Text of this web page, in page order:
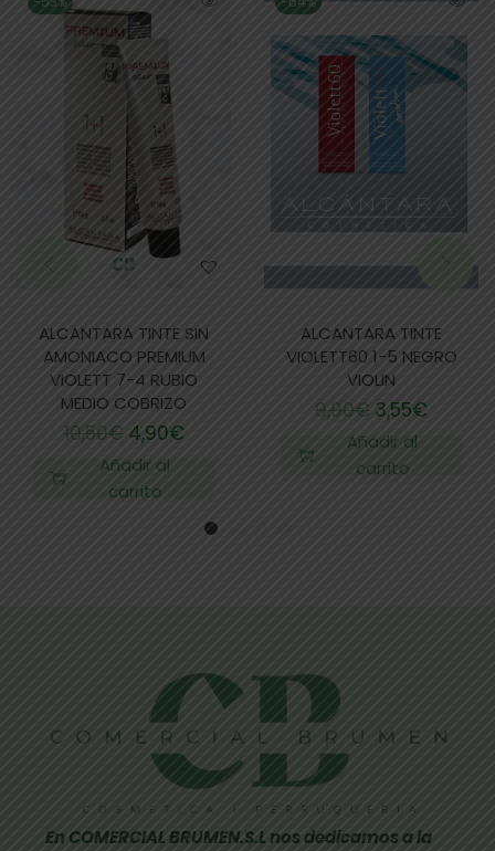
ALCANTARA TINTE SIN
AMONIACO PREMIUM
VIOLETT 7-4 RUBIO
MEDIO COBRIZO
10,50€ 4,90€
Añadir al
carrito
ALCANTARA TINTE
VIOLETT60 1-5 NEGRO
VIOLIN
9,90€ 3,55€
Añadir al
carrito
En COMERCIAL BRUMEN.S.L nos dedicamos a la